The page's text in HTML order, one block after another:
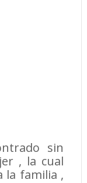
sin
, la cual
la familia ,